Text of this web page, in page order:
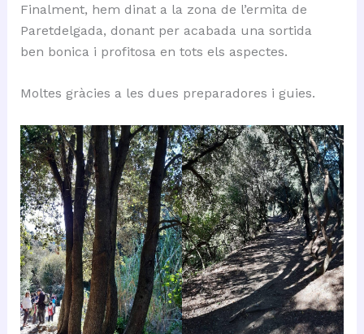
Finalment, hem dinat a la zona de l’ermita de
Paretdelgada, donant per acabada una sortida
ben bonica i profitosa en tots els aspectes.
Moltes gràcies a les dues preparadores i guies.